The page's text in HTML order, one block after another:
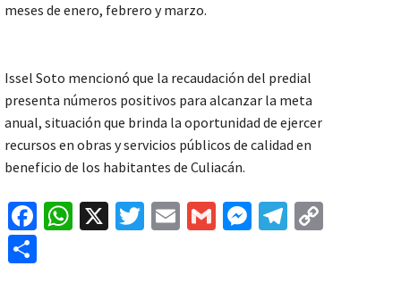
meses de enero, febrero y marzo.
Issel Soto mencionó que la recaudación del predial
presenta números positivos para alcanzar la meta
anual, situación que brinda la oportunidad de ejercer
recursos en obras y servicios públicos de calidad en
beneficio de los habitantes de Culiacán.
Fa W X
T
E
G
M Te